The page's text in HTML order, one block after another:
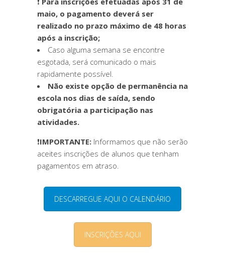
maio, o pagamento deverá ser
realizado no prazo máximo de 48 horas
após a inscrição;
Caso alguma semana se encontre
esgotada, será comunicado o mais
rapidamente possível.
Não existe opção de permanência na
escola nos dias de saída, sendo
obrigatória a participação nas
atividades.
❗IMPORTANTE: Informamos que não serão
aceites inscrições de alunos que tenham
pagamentos em atraso.
DESCARREGUE AQUI O CALENDÁRIO
INSCRIÇÕES AQUI